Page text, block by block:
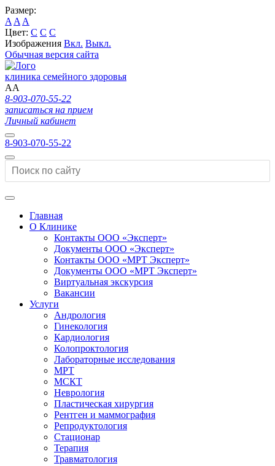
Размер:
A A A
Цвет: C C C
Изображения Вкл. Выкл.
Обычная версия сайта
клиника семейного здоровья
AA
8-903-070-55-22
записаться на прием
Личный кабинет
8-903-070-55-22
Главная
О Клинике
Контакты ООО «Эксперт»
Документы ООО «Эксперт»
Контакты ООО «МРТ Эксперт»
Документы ООО «МРТ Эксперт»
Виртуальная экскурсия
Вакансии
Услуги
Андрология
Гинекология
Кардиология
Колопроктология
Лабораторные исследования
МРТ
МСКТ
Неврология
Пластическая хирургия
Рентген и маммография
Репродуктология
Стационар
Терапия
Травматология